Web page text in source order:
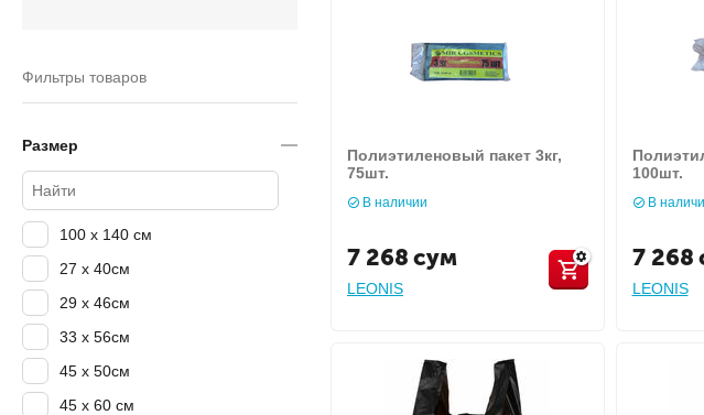
Полиэтиленовый пакет 3кг,
75шт.
В наличии
7 268 сум
LEONIS
100шт.
В
7 268
LEONIS
Фильтры товаров
Размер
100 х 140 см
27 х 40см
29 х 46см
33 х 56см
45 х 50см
45 х 60 см